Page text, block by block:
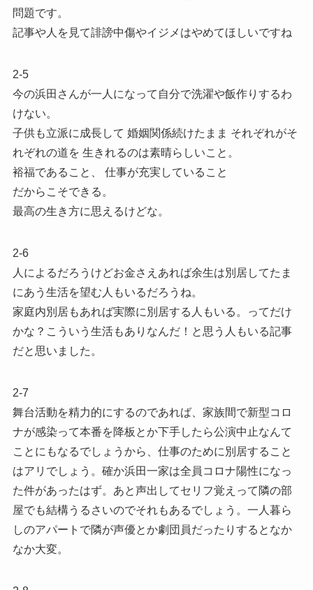
問題です。
記事や人を見て誹謗中傷やイジメはやめてほしいですね
2-5
今の浜田さんが一人になって自分で洗濯や飯作りするわ
けない。
子供も立派に成長して 婚姻関係続けたまま それぞれがそ
れぞれの道を 生きれるのは素晴らしいこと。
裕福であること、 仕事が充実していること
だからこそできる。
最高の生き方に思えるけどな。
2-6
人によるだろうけどお金さえあれば余生は別居してたま
にあう生活を望む人もいるだろうね。
家庭内別居もあれば実際に別居する人もいる。ってだけ
かな？こういう生活もありなんだ！と思う人もいる記事
だと思いました。
2-7
舞台活動を精力的にするのであれば、家族間で新型コロ
ナが感染って本番を降板とか下手したら公演中止なんて
ことにもなるでしょうから、仕事のために別居すること
はアリでしょう。確か浜田一家は全員コロナ陽性になっ
た件があったはず。あと声出してセリフ覚えって隣の部
屋でも結構うるさいのでそれもあるでしょう。一人暮ら
しのアパートで隣が声優とか劇団員だったりするとなか
なか大変。